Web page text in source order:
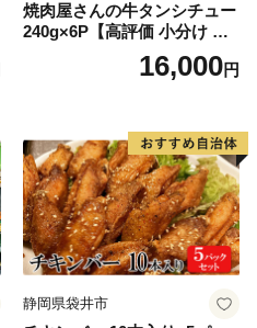
焼肉屋さんの牛タンシチュー
240g×6P【高評価 小分け 惣
菜 牛たん 一人暮らし 冷凍】
16,000円
静岡県袋井市